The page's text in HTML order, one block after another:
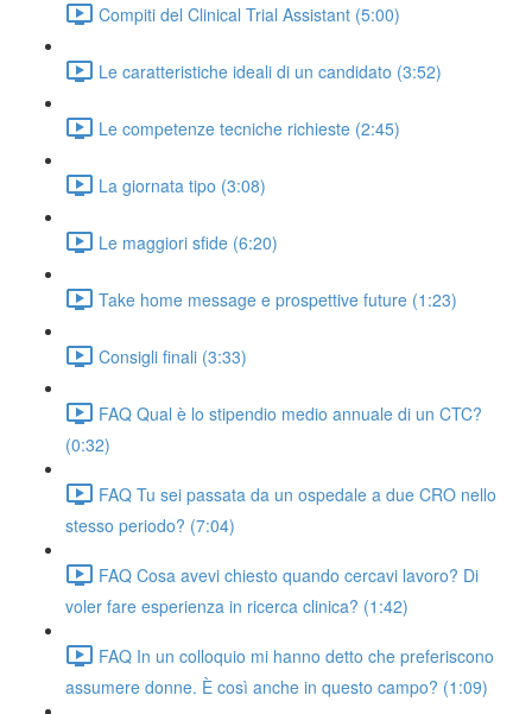
Compiti del Clinical Trial Assistant (5:00)
Le caratteristiche ideali di un candidato (3:52)
Le competenze tecniche richieste (2:45)
La giornata tipo (3:08)
Le maggiori sfide (6:20)
Take home message e prospettive future (1:23)
Consigli finali (3:33)
FAQ Qual è lo stipendio medio annuale di un CTC?
(0:32)
FAQ Tu sei passata da un ospedale a due CRO nello
stesso periodo? (7:04)
FAQ Cosa avevi chiesto quando cercavi lavoro? Di
voler fare esperienza in ricerca clinica? (1:42)
FAQ In un colloquio mi hanno detto che preferiscono
assumere donne. È così anche in questo campo? (1:09)